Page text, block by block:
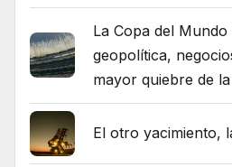
La Copa del
geopolítica,
mayor quiebre de
El otro yacimiento,